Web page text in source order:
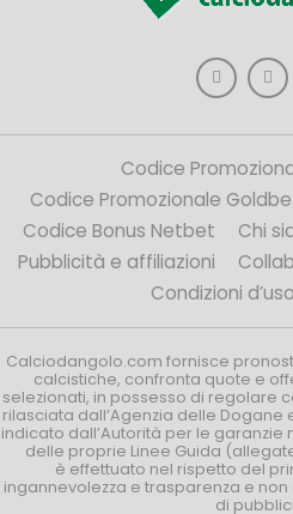
Codice
Codice Promozionale
Codice Bonus Netbet
Chi
Pubblicità e affiliazioni
Condizioni d’uso
Calciodangolo.com fornisce
calcistiche, confronta quote e
selezionati, in possesso di regolare
rilasciata dall’Agenzia delle Dogane
indicato dall’Autorità per le garanzie
delle proprie Linee Guida
è effettuato nel rispetto del
ingannevolezza e trasparenza e
di